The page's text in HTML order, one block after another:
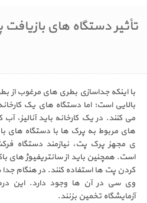
تأثیر دستگاه های
با اینکه جداسازی بطری های مرغوب از
بالایی است؛ اما دستگاه های یک
می کنند. در یک کارخانه باید آنالیز،
های مربوط به پرک ها با دستگاه های
ی مجهز پرک پت، نیازمند دستگاه
است. همچنین باید از سانتریفیوژ
کردن پت ها استفاده کنند. در هنگام
وی سی در آن ها وجود دارد. این
آزمایشگاه تخمین بزنند.